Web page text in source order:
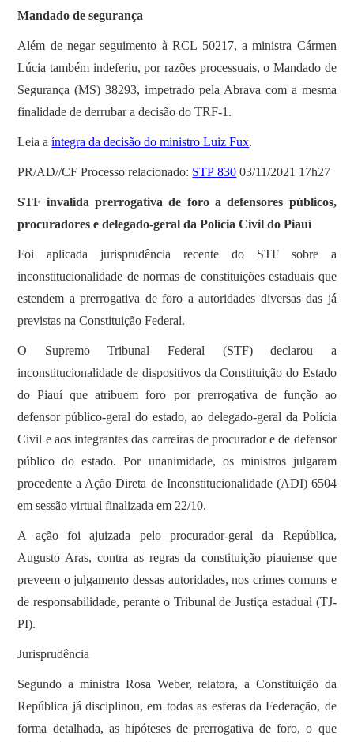
Mandado de segurança
Além de negar seguimento à RCL 50217, a ministra Cármen
Lúcia também indeferiu, por razões processuais, o Mandado de
Segurança (MS) 38293, impetrado pela Abrava com a mesma
finalidade de derrubar a decisão do TRF-1.
Leia aíntegra da decisão do ministro Luiz Fux.
PR/AD//CF Processo relacionado: STP 830 03/11/2021 17h27
STF invalida prerrogativa de foro a defensores públicos,
procuradores e delegado-geral da Polícia Civil do Piauí
Foi aplicada jurisprudência recente do STF sobre a
inconstitucionalidade de normas de constituições estaduais que
estendem a prerrogativa de foro a autoridades diversas das já
previstas na Constituição Federal.
O Supremo Tribunal Federal (STF) declarou a
inconstitucionalidade de dispositivos da Constituição do Estado
do Piauí que atribuem foro por prerrogativa de função ao
defensor público-geral do estado, ao delegado-geral da Polícia
Civil e aos integrantes das carreiras de procurador e de defensor
público do estado. Por unanimidade, os ministros julgaram
procedente a Ação Direta de Inconstitucionalidade (ADI) 6504
em sessão virtual finalizada em 22/10.
A ação foi ajuizada pelo procurador-geral da República,
Augusto Aras, contra as regras da constituição piauiense que
preveem o julgamento dessas autoridades, nos crimes comuns e
de responsabilidade, perante o Tribunal de Justiça estadual (TJ-
PI).
Jurisprudência
Segundo a ministra Rosa Weber, relatora, a Constituição da
República já disciplinou, em todas as esferas da Federação, de
forma detalhada, as hipóteses de prerrogativa de foro, o que